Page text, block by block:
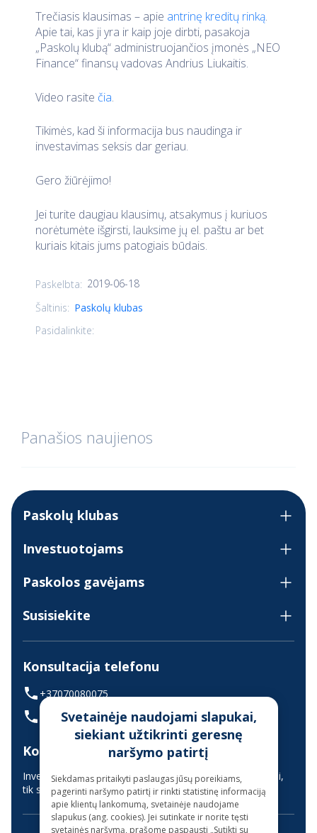
Trečiasis klausimas – apie antrinę kreditų rinką.
Apie tai, kas ji yra ir kaip joje dirbti, pasakoja
„Paskolų klubą“ administruojančios įmonės „NEO
Finance“ finansų vadovas Andrius Liukaitis.
Video rasite čia.
Tikimės, kad ši informacija bus naudinga ir
investavimas seksis dar geriau.
Gero žiūrėjimo!
Jei turite daugiau klausimų, atsakymus į kuriuos
norėtumėte išgirsti, lauksime jų el. paštu ar bet
kuriais kitais jums patogiais būdais.
Paskelbta: 2019-06-18
Šaltinis: Paskolų klubas
Pasidalinkite:
Panašios naujienos
Paskolų klubas
Investuotojams
Paskolos gavėjams
Susisiekite
Konsultacija telefonu
+37070080075
(skambinant iš užsienio +37068700300)
Konsultavimas gyvai
Investuotojų aptarnavimas vyksta nuotoliniu būdu (gyvai,
tik suderinus laiką iš anksto)
Svetainėje naudojami slapukai,
siekiant užtikrinti geresnę
naršymo patirtį
Siekdamas pritaikyti paslaugas jūsų poreikiams,
pagerinti naršymo patirtį ir rinkti statistinę informaciją
apie klientų lankomumą, svetainėje naudojame
slapukus (ang. cookies). Jei sutinkate ir norite tęsti
svetainės naršymą, prašome paspausti „Sutikti su